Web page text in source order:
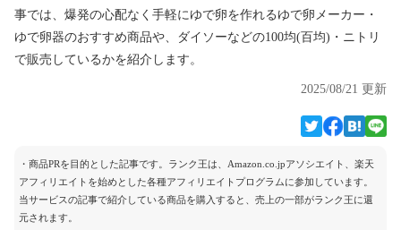
事では、爆発の心配なく手軽にゆで卵を作れるゆで卵メーカー・
ゆで卵器のおすすめ商品や、ダイソーなどの100均(百均)・ニトリ
で販売しているかを紹介します。
2025/08/21 更新
・商品PRを目的とした記事です。ランク王は、Amazon.co.jpアソシエイト、楽天
アフィリエイトを始めとした各種アフィリエイトプログラムに参加しています。
当サービスの記事で紹介している商品を購入すると、売上の一部がランク王に還
元されます。